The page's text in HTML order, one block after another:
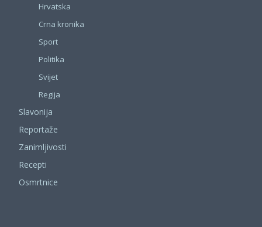
Hrvatska
Crna kronika
Sport
Politika
Svijet
Regija
Slavonija
Reportaže
Zanimljivosti
Recepti
Osmrtnice